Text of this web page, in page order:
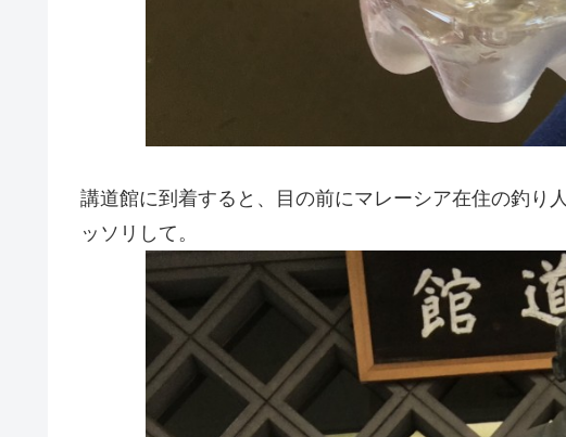
講道館に到着すると、目の前にマレーシア在住の釣り人
ッソリして。